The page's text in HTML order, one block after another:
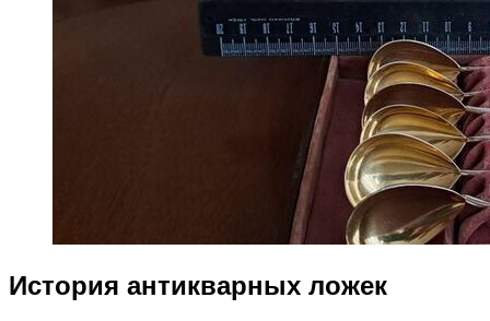
История антикварных ложек